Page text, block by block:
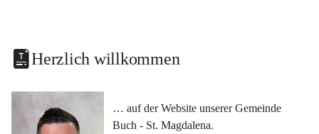
Herzlich willkommen
… auf der Website unserer Gemeinde
Buch - St. Magdalena.